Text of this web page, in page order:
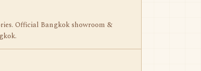
Official Bangkok showroom &